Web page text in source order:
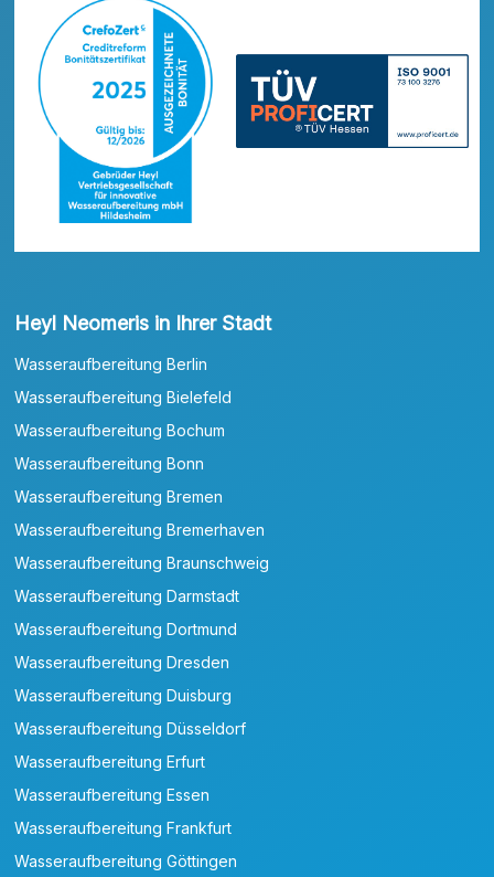
Heyl Neomeris in Ihrer Stadt
Wasseraufbereitung Berlin
Wasseraufbereitung Bielefeld
Wasseraufbereitung Bochum
Wasseraufbereitung Bonn
Wasseraufbereitung Bremen
Wasseraufbereitung Bremerhaven
Wasseraufbereitung Braunschweig
Wasseraufbereitung Darmstadt
Wasseraufbereitung Dortmund
Wasseraufbereitung Dresden
Wasseraufbereitung Duisburg
Wasseraufbereitung Düsseldorf
Wasseraufbereitung Erfurt
Wasseraufbereitung Essen
Wasseraufbereitung Frankfurt
Wasseraufbereitung Göttingen